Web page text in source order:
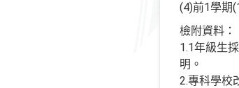
(4)前1學期
檢附資料：
1.1年級生
明。
2.專科學校